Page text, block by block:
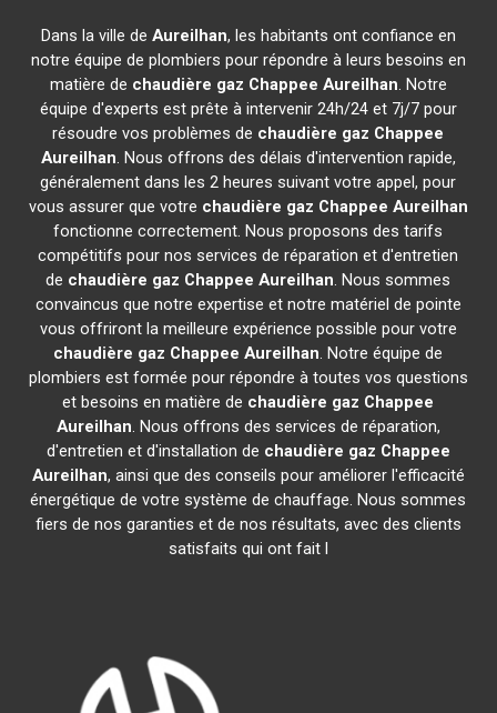
Dans la ville de Aureilhan, les habitants ont confiance en
notre équipe de plombiers pour répondre à leurs besoins en
matière de chaudière gaz Chappee Aureilhan. Notre
équipe d'experts est prête à intervenir 24h/24 et 7j/7 pour
résoudre vos problèmes de chaudière gaz Chappee
Aureilhan. Nous offrons des délais d'intervention rapide,
généralement dans les 2 heures suivant votre appel, pour
vous assurer que votre chaudière gaz Chappee Aureilhan
fonctionne correctement. Nous proposons des tarifs
compétitifs pour nos services de réparation et d'entretien
de chaudière gaz Chappee Aureilhan. Nous sommes
convaincus que notre expertise et notre matériel de pointe
vous offriront la meilleure expérience possible pour votre
chaudière gaz Chappee Aureilhan. Notre équipe de
plombiers est formée pour répondre à toutes vos questions
et besoins en matière de chaudière gaz Chappee
Aureilhan. Nous offrons des services de réparation,
d'entretien et d'installation de chaudière gaz Chappee
Aureilhan, ainsi que des conseils pour améliorer l'efficacité
énergétique de votre système de chauffage. Nous sommes
fiers de nos garanties et de nos résultats, avec des clients
satisfaits qui ont fait l